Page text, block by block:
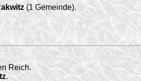
(1 Gemeinde).
Reich.
.